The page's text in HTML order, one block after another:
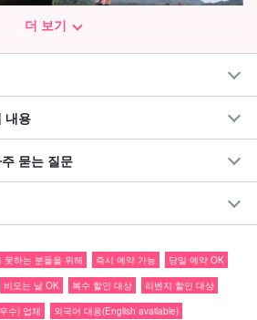
브의 절경 SUP/카누 크루징
으로 이리오모테 섬의 일몰을 보면서
경치를 즐길 수 있는 인기 플랜입니다!
리오모테 섬에 도착한 날의 참가도 환영
더 보기
내용
묻는 질문
못하는 분들을 위해 즉시 예약 가능
당일 예약 OK
비오는 날 OK 복수 할인 대상
리벤지 할인 대상
수) 업체
외국어 대응(English available)